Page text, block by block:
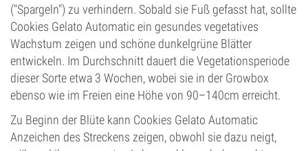
("Spargeln") zu verhindern. Sobald sie Fuß gefasst hat, sollte
Cookies Gelato Automatic ein gesundes vegetatives
Wachstum zeigen und schöne dunkelgrüne Blätter
entwickeln. Im Durchschnitt dauert die Vegetationsperiode
dieser Sorte etwa 3 Wochen, wobei sie in der Growbox
ebenso wie im Freien eine Höhe von 90–140cm erreicht.
Zu Beginn der Blüte kann Cookies Gelato Automatic
Anzeichen des Streckens zeigen, obwohl sie dazu neigt,